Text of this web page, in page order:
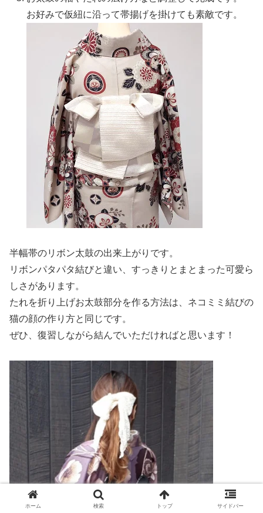
お好みで仮紐に沿って帯揚げを掛けても素敵です。
半幅帯のリボン太鼓の出来上がりです。
リボンパタパタ結びと違い、すっきりとまとまった可愛ら
しさがあります。
たれを折り上げお太鼓部分を作る方法は、ネコミミ結びの
猫の顔の作り方と同じです。
ぜひ、復習しながら結んでいただければと思います！
ホーム 検索 トップ サイドバー